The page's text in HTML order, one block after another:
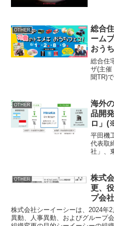
OTHER
総合
ーム
おう
イザ
総合住
ザ(主催
聞TR)
月1日(
OTHER
海外
品開
ロ」
平田機
代表取
社」、
たな事
遺伝...
OTHER
株式
更、
プ会
株式会社シーイーシーは、2024年
異動、人事異動、およびグループ